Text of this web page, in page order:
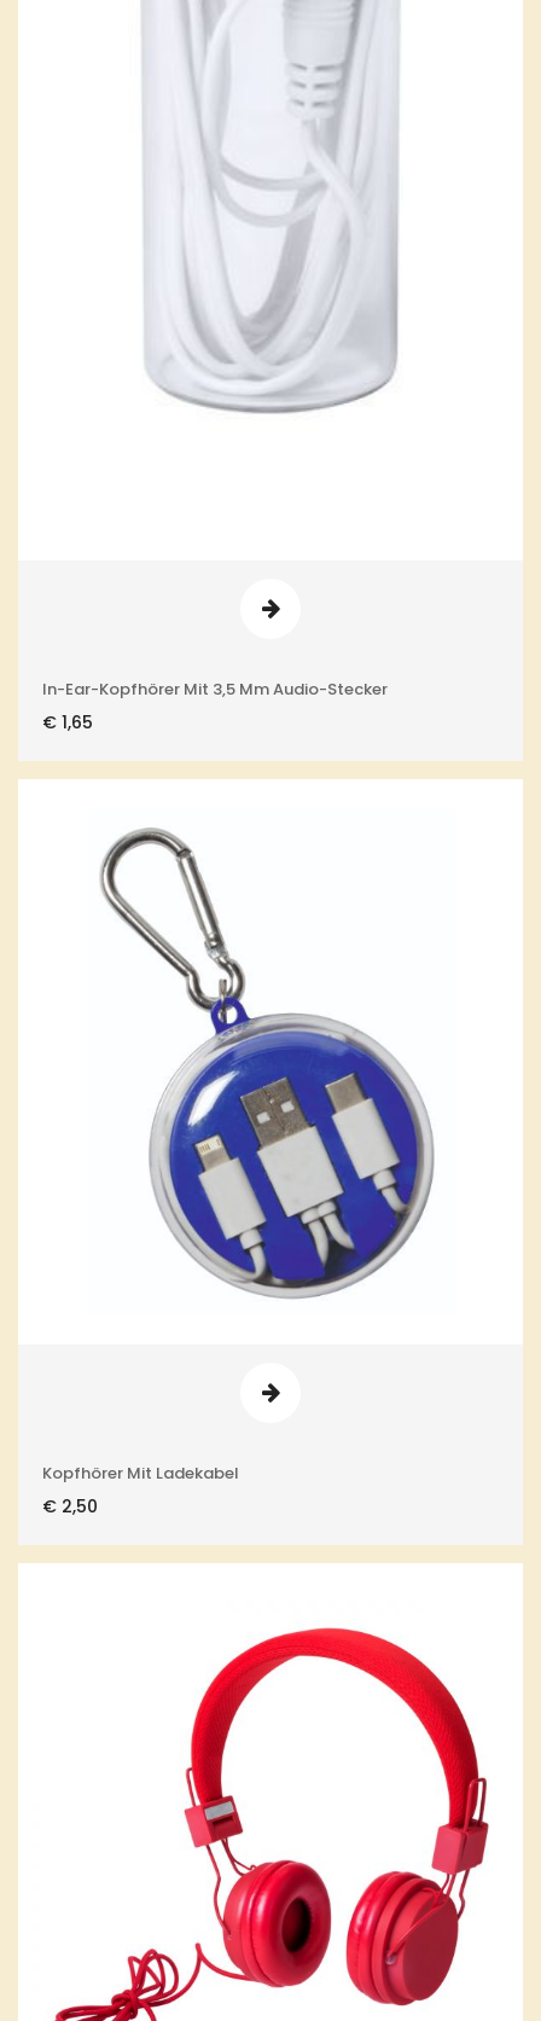
In-Ear-Kopfhörer Mit 3,5 Mm Audio-Stecker
€ 1,65
Kopfhörer Mit Ladekabel
€ 2,50